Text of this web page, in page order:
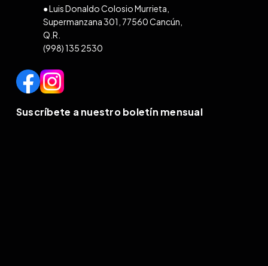
● Luis Donaldo Colosio Murrieta,
Supermanzana 301, 77560 Cancún,
Q.R.
(998) 135 2530
Suscríbete a nuestro boletín mensual